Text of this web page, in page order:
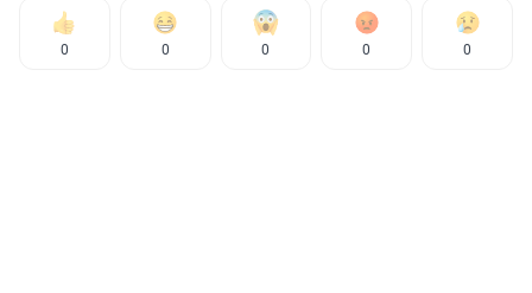
0 0 0 0 0